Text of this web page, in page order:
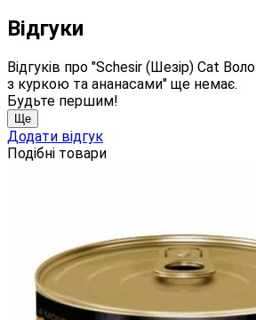
Відгуки
Відгуків про "Schesir (Шезір) Cat
з куркою та ананасами" ще немає.
Будьте першим!
Ще
Додати відгук
Подібні товари